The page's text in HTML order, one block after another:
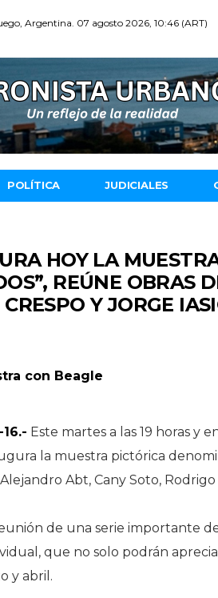
Argentina. 07 agosto 2026, 10:46 (ART)
POLÍTICA JUDICIALES
HOY LA
REÚNE OBRAS
Y JORGE
Este martes a las 19 horas y
la muestra pictórica
Abt, Cany Soto, Rodrigo
de una serie importante
que no solo podrán
y abril.